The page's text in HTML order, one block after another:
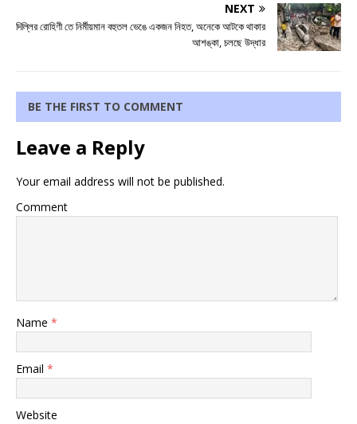
NEXT
দিল্লির রোহিণী তে নির্মীয়মান বহুতল ভেঙে একজন নিহত, অনেকে আটকে থাকার
আশঙ্কা, চলছে উদ্ধার
BE THE FIRST TO COMMENT
Leave a Reply
Your email address will not be published.
Comment
Name *
Email *
Website